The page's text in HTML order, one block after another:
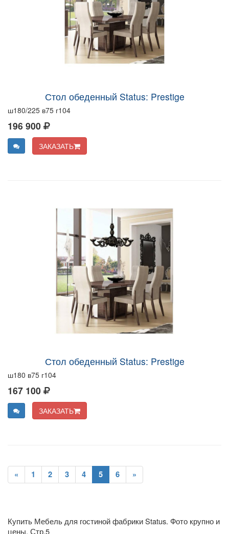
Стол обеденный Status: Prestige
ш180/225 в75 г104
196 900
ЗАКАЗАТЬ
Стол обеденный Status: Prestige
ш180 в75 г104
167 100
ЗАКАЗАТЬ
« 1 2 3 4 5 6 »
Купить Мебель для гостиной фабрики Status. Фото крупно и
цены. Стр.5